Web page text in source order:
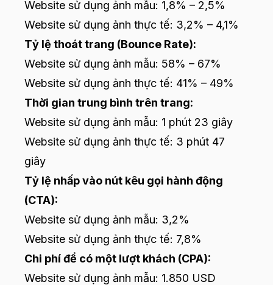
Website sử dụng ảnh mẫu: 1,8% – 2,5%
Website sử dụng ảnh thực tế: 3,2% – 4,1%
Tỷ lệ thoát trang (Bounce Rate):
Website sử dụng ảnh mẫu: 58% – 67%
Website sử dụng ảnh thực tế: 41% – 49%
Thời gian trung bình trên trang:
Website sử dụng ảnh mẫu: 1 phút 23 giây
Website sử dụng ảnh thực tế: 3 phút 47
giây
Tỷ lệ nhấp vào nút kêu gọi hành động
(CTA):
Website sử dụng ảnh mẫu: 3,2%
Website sử dụng ảnh thực tế: 7,8%
Chi phí để có một lượt khách (CPA):
Website sử dụng ảnh mẫu: 1.850 USD